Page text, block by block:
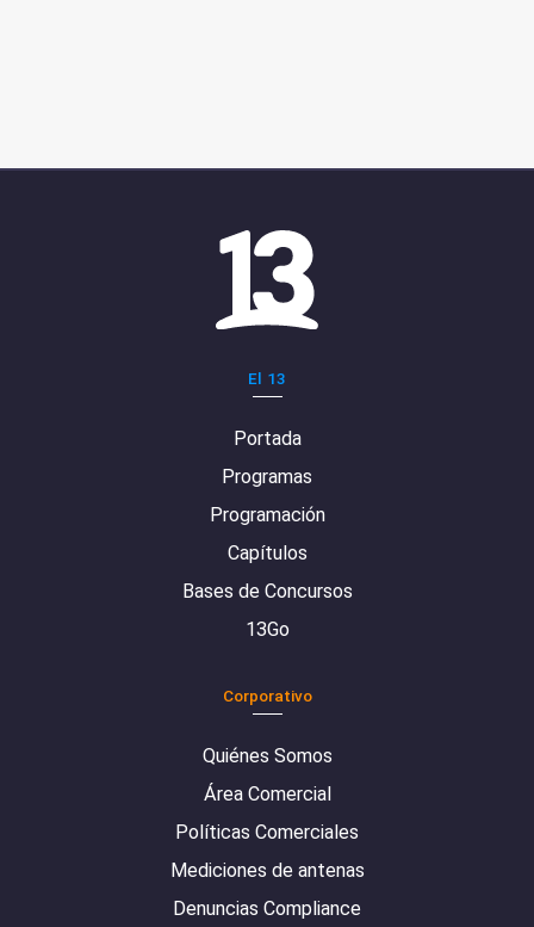
El 13
Portada
Programas
Programación
Capítulos
Bases de Concursos
13Go
Corporativo
Quiénes Somos
Área Comercial
Políticas Comerciales
Mediciones de antenas
Denuncias Compliance